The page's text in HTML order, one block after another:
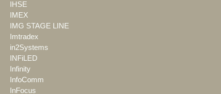
IHSE
IMEX
IMG STAGE LINE
Imtradex
in2Systems
INFiLED
Infinity
InfoComm
InFocus